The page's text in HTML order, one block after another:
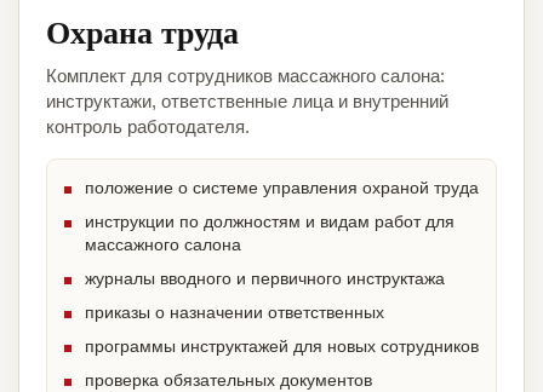
Охрана труда
Комплект для сотрудников массажного салона:
инструктажи, ответственные лица и внутренний
контроль работодателя.
положение о системе управления охраной труда
инструкции по должностям и видам работ для
массажного салона
журналы вводного и первичного инструктажа
приказы о назначении ответственных
программы инструктажей для новых сотрудников
проверка обязательных документов